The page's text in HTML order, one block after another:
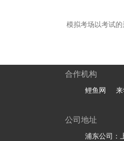
模拟考场以考试
合作机构
鲤鱼网
公司地址
浦东公司：